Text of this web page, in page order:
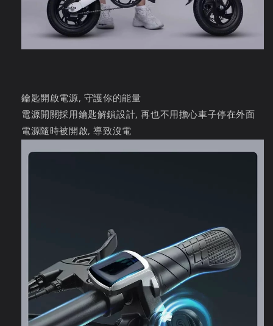
鑰匙開啟電源, 守護你的能量
電源開關採用鑰匙解鎖設計, 再也不用擔心車子停在外面
電源隨時被開啟, 導致沒電